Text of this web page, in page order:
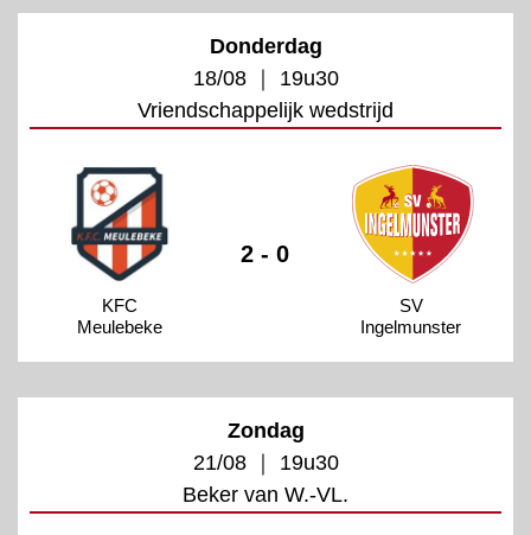
Donderdag
18/08 ｜ 19u30
Vriendschappelijk wedstrijd
KFC
Meulebeke
2 - 0
SV
Ingelmunster
Zondag
21/08 ｜ 19u30
Beker van W.-VL.